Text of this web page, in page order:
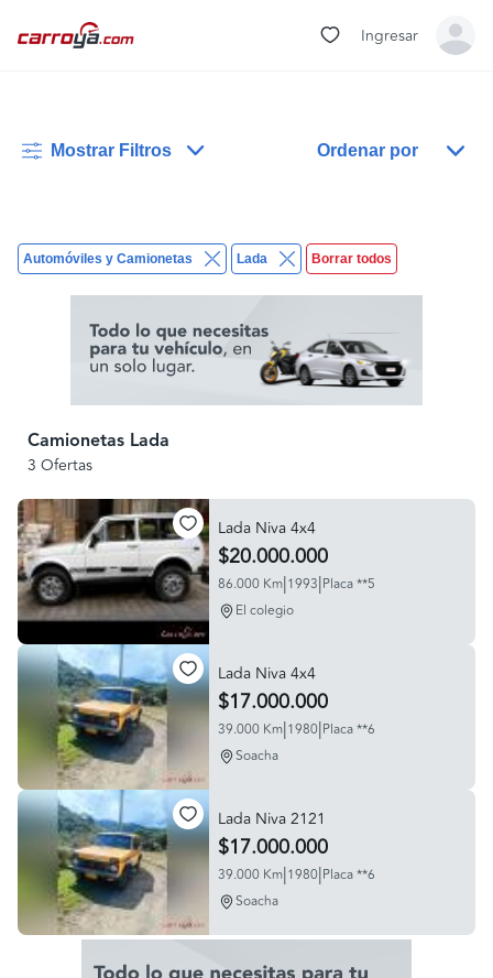
Ingresar
Mostrar Filtros Ordenar por
Automóviles y Camionetas Lada Borrar todos
Camionetas Lada
3 Ofertas
Lada Niva 4x4
$20.000.000
86.000 Km|1993|Placa **5
El colegio
Lada Niva 4x4
$17.000.000
39.000 Km|1980|Placa **6
Soacha
Lada Niva 2121
$17.000.000
39.000 Km|1980|Placa **6
Soacha